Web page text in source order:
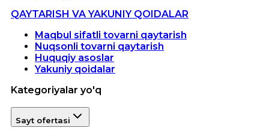
QAYTARISH VA YAKUNIY QOIDALAR
Maqbul sifatli tovarni qaytarish
Nuqsonli tovarni qaytarish
Huquqiy asoslar
Yakuniy qoidalar
Kategoriyalar yo'q
Sayt ofertasi